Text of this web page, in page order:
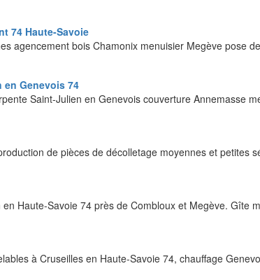
74 Haute-Savoie
agencement bois Chamonix menuisier Megève pose
en Genevois 74
Saint-Julien en Genevois couverture Annemasse
de pièces de décolletage moyennes et petites
Haute-Savoie 74 près de Combloux et Megève. Gîte
à Cruseilles en Haute-Savoie 74, chauffage